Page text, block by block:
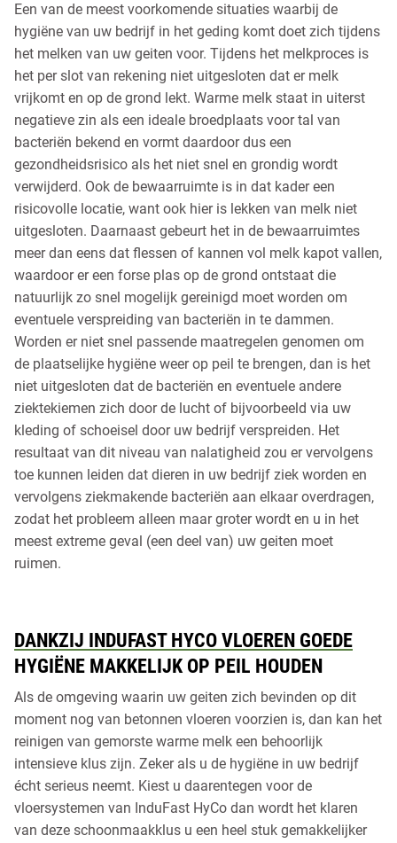
Een van de meest voorkomende situaties waarbij de
hygiëne van uw bedrijf in het geding komt doet zich tijdens
het melken van uw geiten voor. Tijdens het melkproces is
het per slot van rekening niet uitgesloten dat er melk
vrijkomt en op de grond lekt. Warme melk staat in uiterst
negatieve zin als een ideale broedplaats voor tal van
bacteriën bekend en vormt daardoor dus een
gezondheidsrisico als het niet snel en grondig wordt
verwijderd. Ook de bewaarruimte is in dat kader een
risicovolle locatie, want ook hier is lekken van melk niet
uitgesloten. Daarnaast gebeurt het in de bewaarruimtes
meer dan eens dat flessen of kannen vol melk kapot vallen,
waardoor er een forse plas op de grond ontstaat die
natuurlijk zo snel mogelijk gereinigd moet worden om
eventuele verspreiding van bacteriën in te dammen.
Worden er niet snel passende maatregelen genomen om
de plaatselijke hygiëne weer op peil te brengen, dan is het
niet uitgesloten dat de bacteriën en eventuele andere
ziektekiemen zich door de lucht of bijvoorbeeld via uw
kleding of schoeisel door uw bedrijf verspreiden. Het
resultaat van dit niveau van nalatigheid zou er vervolgens
toe kunnen leiden dat dieren in uw bedrijf ziek worden en
vervolgens ziekmakende bacteriën aan elkaar overdragen,
zodat het probleem alleen maar groter wordt en u in het
meest extreme geval (een deel van) uw geiten moet
ruimen.
DANKZIJ INDUFAST HYCO VLOEREN GOEDE
HYGIËNE MAKKELIJK OP PEIL HOUDEN
Als de omgeving waarin uw geiten zich bevinden op dit
moment nog van betonnen vloeren voorzien is, dan kan het
reinigen van gemorste warme melk een behoorlijk
intensieve klus zijn. Zeker als u de hygiëne in uw bedrijf
écht serieus neemt. Kiest u daarentegen voor de
vloersystemen van InduFast HyCo dan wordt het klaren
van deze schoonmaakklus u een heel stuk gemakkelijker